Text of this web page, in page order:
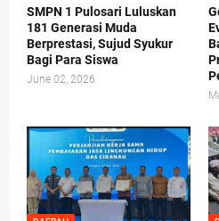
SMPN 1 Pulosari Luluskan
181 Generasi Muda
Berprestasi, Sujud Syukur
Bagi Para Siswa
June 02, 2026